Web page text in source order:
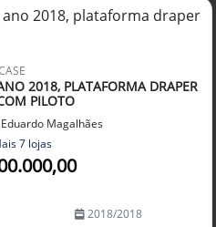
2018, PLATAFORMA DRAPER
PILOTO
Magalhães
7 lojas
2018/2018